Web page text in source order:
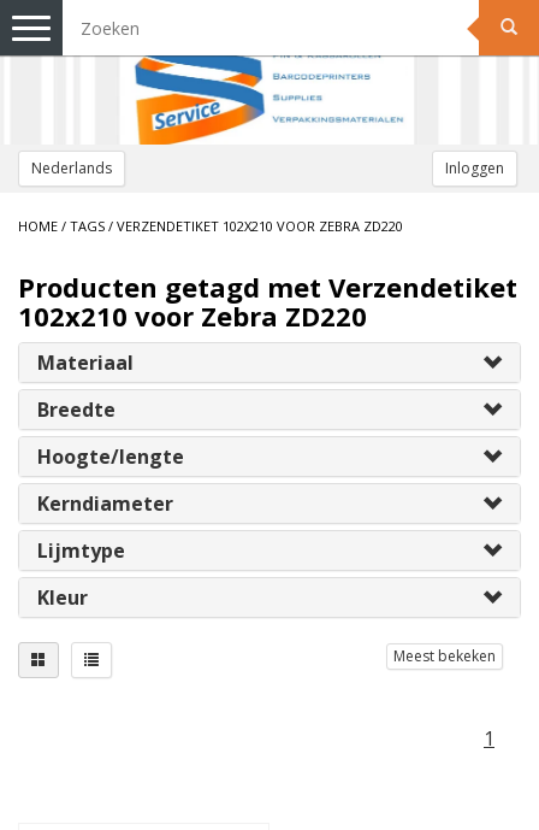
Nederlands Inloggen
Toggle
navigation
HOME / TAGS / VERZENDETIKET 102X210 VOOR ZEBRA ZD220
Producten getagd met Verzendetiket
102x210 voor Zebra ZD220
Materiaal
Breedte
Hoogte/lengte
Kerndiameter
Lijmtype
Kleur
Meest bekeken
1